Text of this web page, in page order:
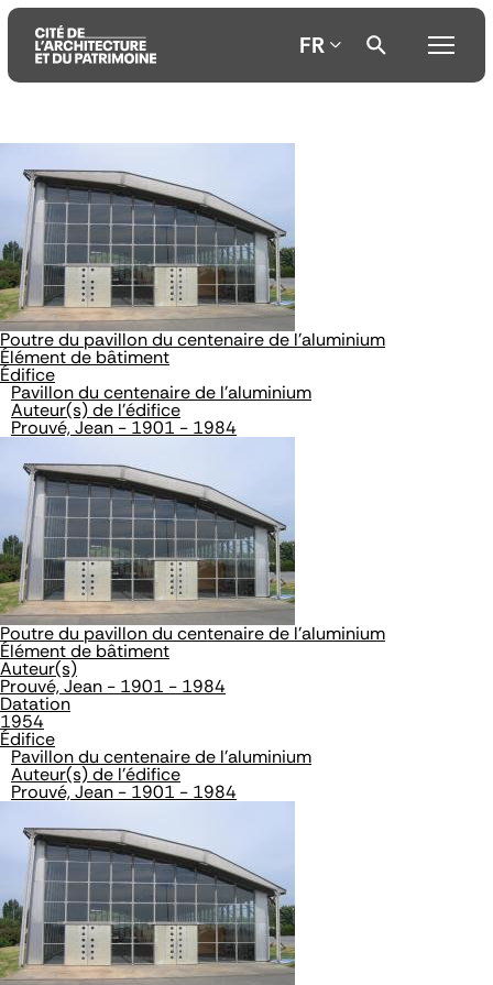
au
contenu
principal
au
menu
principal
recherche
FR
Poutre du pavillon du centenaire de l'aluminium
Élément de bâtiment
Édifice
Pavillon du centenaire de l'aluminium
Auteur(s) de l'édifice
Prouvé, Jean - 1901 - 1984
Poutre du pavillon du centenaire de l'aluminium
Élément de bâtiment
Auteur(s)
Prouvé, Jean - 1901 - 1984
Datation
1954
Édifice
Pavillon du centenaire de l'aluminium
Auteur(s) de l'édifice
Prouvé, Jean - 1901 - 1984